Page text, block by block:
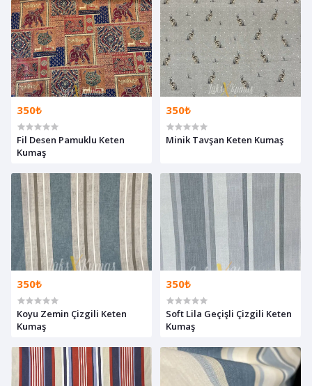
350₺
Fil Desen Pamuklu Keten
Kumaş
350₺
Minik Tavşan Keten Kumaş
350₺
Koyu Zemin Çizgili Keten
Kumaş
350₺
Soft Lila Geçişli Çizgili Keten
Kumaş